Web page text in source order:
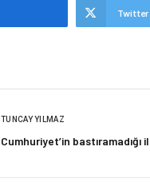
Twitter
TUNCAY YILMAZ
Cumhuriyet’in bastıramadığı